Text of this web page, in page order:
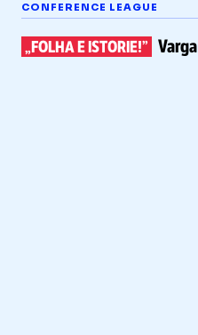
CONFERENCE LEAGUE
„FOLHA E ISTORIE!” Varga